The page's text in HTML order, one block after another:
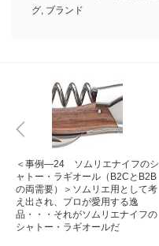
グ ブランド
＜事例―24 ソムリエナイフのシ
ャトー・ラギオール（B2CとB2B
の両需要）＞ソムリエ用として考
え出され、プロが愛用する逸
品・・・それがソムリエナイフの
シャトー・ラギオールだ